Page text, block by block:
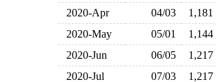
2020-Apr
04/03 1,181
2020-May
05/01 1,144
2020-Jun
06/05 1,217
2020-Jul
07/03 1,217